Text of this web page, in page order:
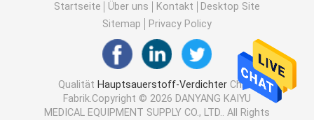
Hauptsauerstoff-Sättigungs-Monitor
Haushalts-Digital-Thermometer
Haushalts-Blutdruck-Monitor
Startseite Über uns Kontakt
Desktop Site
Sitemap
Privacy Policy
Qualität Hauptsauerstoff-Verdichter China
Fabrik.Copyright © 2026 DANYANG KAIYU
MEDICAL EQUIPMENT SUPPLY CO., LTD.. All Rights